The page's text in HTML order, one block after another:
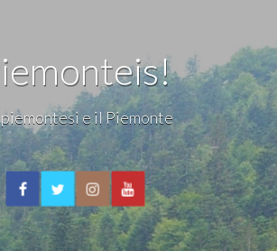
e il Piemonte